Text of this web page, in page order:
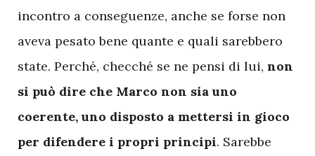
incontro a conseguenze, anche se forse non
aveva pesato bene quante e quali sarebbero
state. Perché, checché se ne pensi di lui, non
si può dire che Marco non sia uno
coerente, uno disposto a mettersi in gioco
per difendere i propri principi. Sarebbe